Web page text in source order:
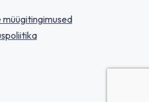
müügitingimused